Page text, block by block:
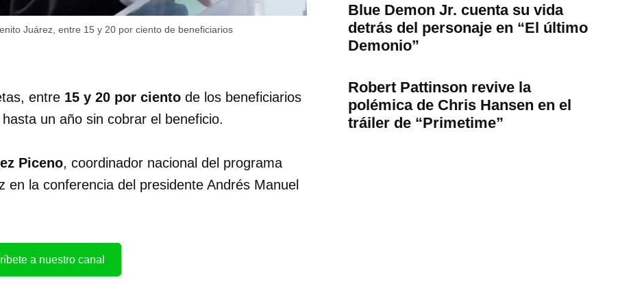
Juárez, entre 15 y 20 por ciento de beneficiarios
entre 15 y 20 por ciento de los beneficiarios
un año sin cobrar el beneficio.
Piceno, coordinador nacional del programa
la conferencia del presidente Andrés Manuel
a nuestro canal
Blue Demon Jr. cuenta su vida
detrás del personaje en “El último
Demonio”
Robert Pattinson revive la
polémica de Chris Hansen en el
tráiler de “Primetime”